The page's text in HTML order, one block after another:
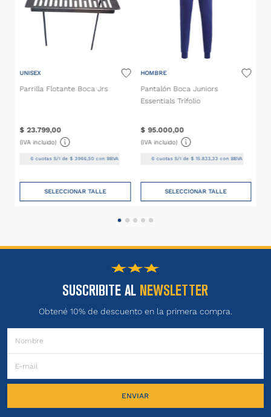
UNISEX
Parrilla Flotante Boca Jrs
$ 23.799,00
(IVA incluido)
6cuotas S/I de$ 3966, 50con BBVA
SELECCIONAR TALLE
HOMBRE
Pantalón Boca Juniors
Essentials Trifolio
$ 95.000,00
(IVA incluido)
6cuotas S/I de $ 15. 833, 33con BBVA
SELECCIONAR TALLE
SUSCRIBITE AL NEWSLETTER
Obtené 10% de descuento en la primera compra.
ENVIAR